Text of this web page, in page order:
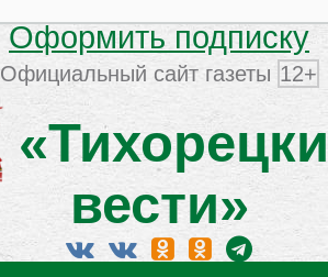
Оформить подписку
Официальный сайт газеты 12+
вести»